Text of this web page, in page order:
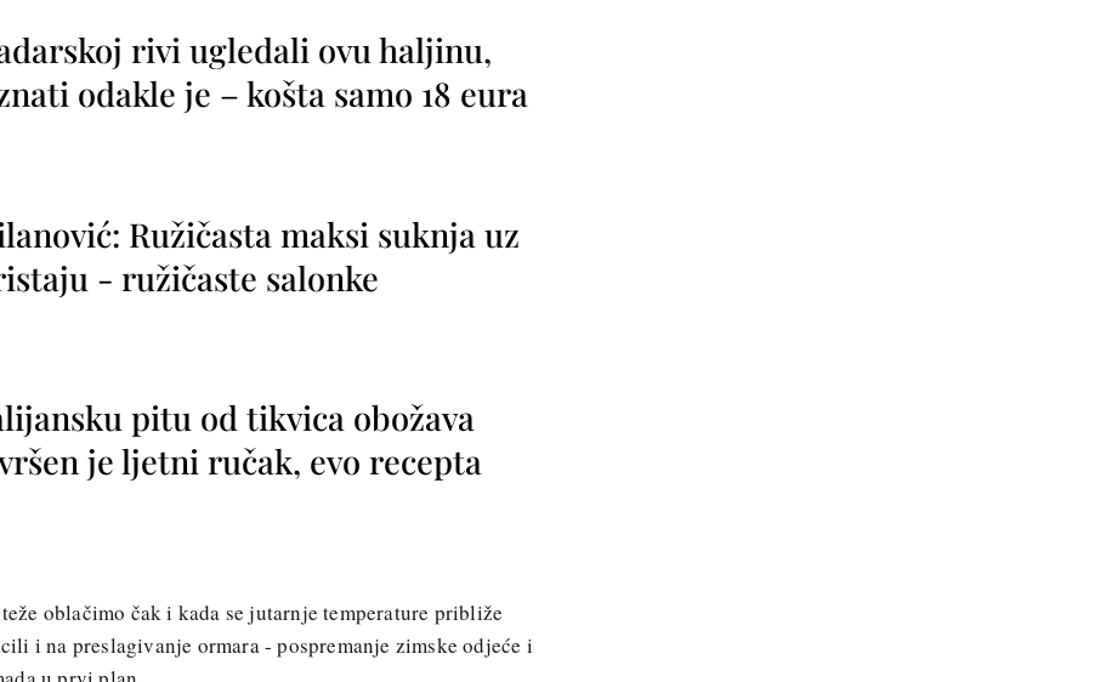
rivi ugledali ovu haljinu,
odakle je – košta samo 18 eura
Ružičasta maksi suknja uz
- ružičaste salonke
pitu od tikvica obožava
je ljetni ručak, evo recepta
oblačimo čak i kada se jutarnje temperature približe
i na preslagivanje ormara - pospremanje zimske odjeće i